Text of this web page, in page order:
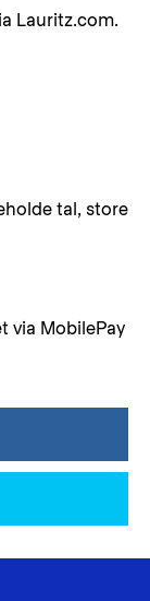
Lauritz.com.
tal, store
via MobilePay